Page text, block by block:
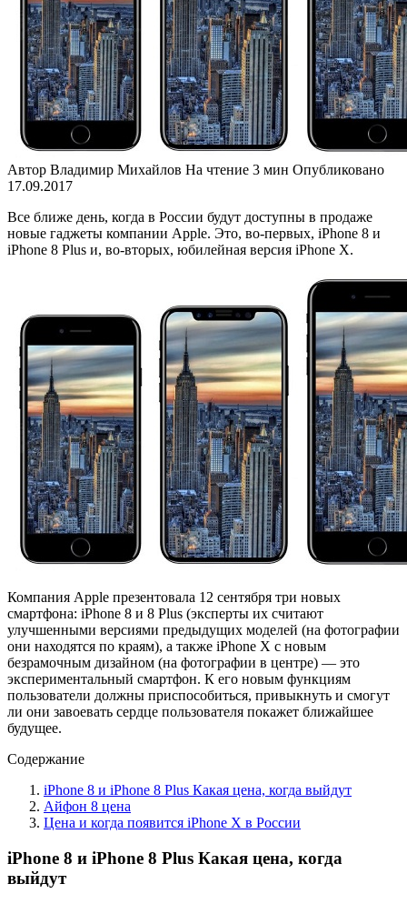
Автор Владимир Михайлов На чтение 3 мин Опубликовано
17.09.2017
Все ближе день, когда в России будут доступны в продаже
новые гаджеты компании Apple. Это, во-первых, iPhone 8 и
iPhone 8 Plus и, во-вторых, юбилейная версия iPhone X.
Компания Apple презентовала 12 сентября три новых
смартфона: iPhone 8 и 8 Plus (эксперты их считают
улучшенными версиями предыдущих моделей (на фотографии
они находятся по краям), а также iPhone X с новым
безрамочным дизайном (на фотографии в центре) — это
экспериментальный смартфон. К его новым функциям
пользователи должны приспособиться, привыкнуть и смогут
ли они завоевать сердце пользователя покажет ближайшее
будущее.
Содержание
iPhone 8 и iPhone 8 Plus Какая цена, когда выйдут
Айфон 8 цена
Цена и когда появится iPhone X в России
iPhone 8 и iPhone 8 Plus Какая цена, когда
выйдут